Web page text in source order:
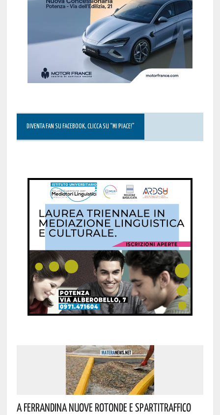
DIVENTA FAN SU FACEBOOK, CLICCA SU “MI PIACE!”
A Ferrandina Nuove Rotonde E Spartitraffico